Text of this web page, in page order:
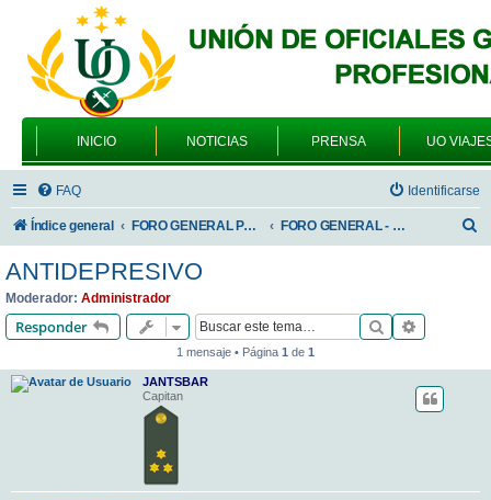
INICIO NOTICIAS PRENSA UO
FAQ Identificarse
Índice general FORO GENERAL PARA TODOS LOS USUARIOS FORO GENERAL - SONRIA, POR FAVOR
r
ANTIDEPRESIVO
Moderador: Administrador
Responder Buscar
1 mensaje • Página 1 de 1
JANTSBAR
Capitan